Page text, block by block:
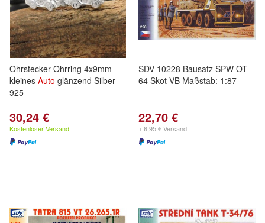
Ohrstecker Ohrring 4x9mm
kleines Auto glänzend Silber
925
30,24 €
Kostenloser Versand
SDV 10228 Bausatz SPW OT-
64 Skot VB Maßstab: 1:87
22,70 €
+ 6,95 € Versand